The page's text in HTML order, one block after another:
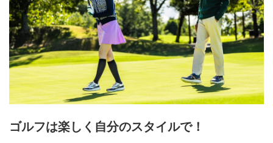
ゴルフは楽しく自分のスタイルで！